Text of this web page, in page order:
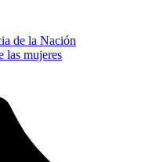
de la Nación
las mujeres